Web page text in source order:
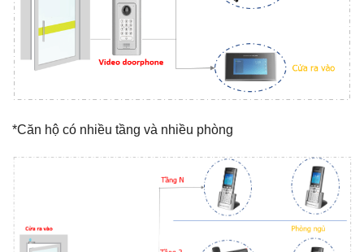
*Căn hộ có nhiều tầng và nhiều phòng